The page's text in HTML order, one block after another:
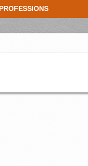
PROFESSIONS